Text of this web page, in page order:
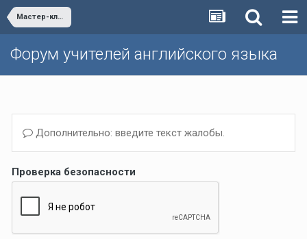
Мастер-классы
Форум учителей английского языка
Дополнительно: введите текст жалобы.
Проверка безопасности